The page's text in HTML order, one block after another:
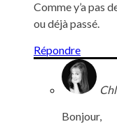
Comme y’a pas
ou déjà passé.
Répondre
Bonjour,